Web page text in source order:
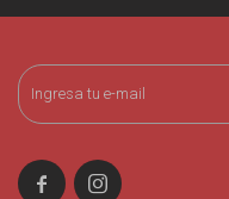
 